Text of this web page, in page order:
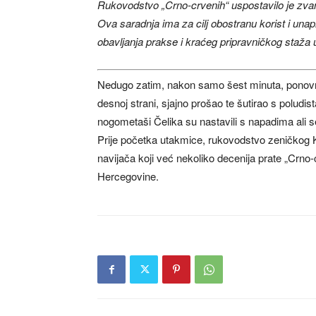
Rukovodstvo „Crno-crvenih“ uspostavilo je
Ova saradnja ima za cilj obostranu korist i
obavljanja prakse i kraćeg pripravničkog staža
Nedugo zatim, nakon samo šest minuta,
desnoj strani, sjajno prošao te šutirao s
nogometaši Čelika su nastavili s napadima ali
Prije početka utakmice, rukovodstvo zeničkog
navijača koji već nekoliko decenija prate
Hercegovine.